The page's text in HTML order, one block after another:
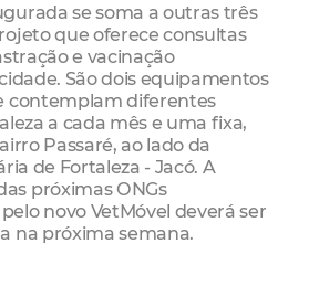
se soma a outras três
que oferece consultas
e vacinação
São dois equipamentos
contemplam diferentes
a cada mês e uma fixa,
Passaré, ao lado da
de Fortaleza - Jacó. A
próximas ONGs
novo VetMóvel deverá ser
na próxima semana.